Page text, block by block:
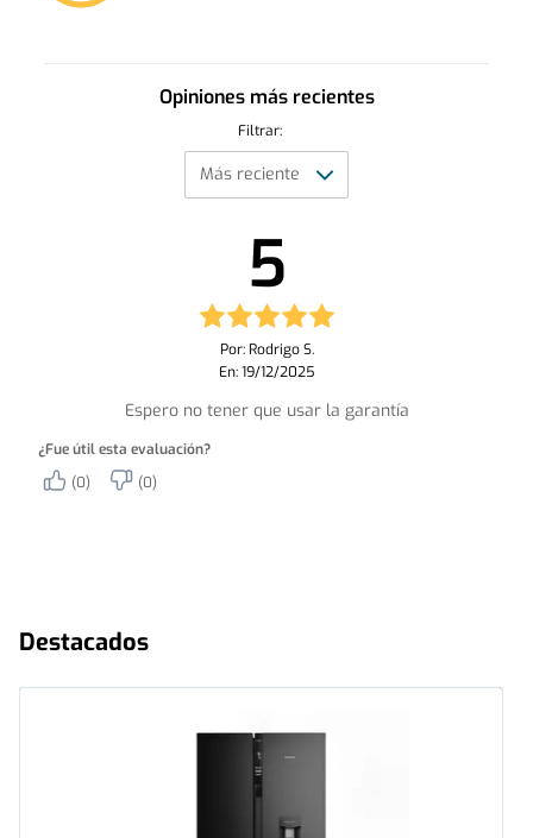
Opiniones más recientes
Filtrar:
5
Por: Rodrigo S.
En: 19/12/2025
Espero no tener que usar la garantía
¿Fue útil esta evaluación?
(0)
(0)
Destacados